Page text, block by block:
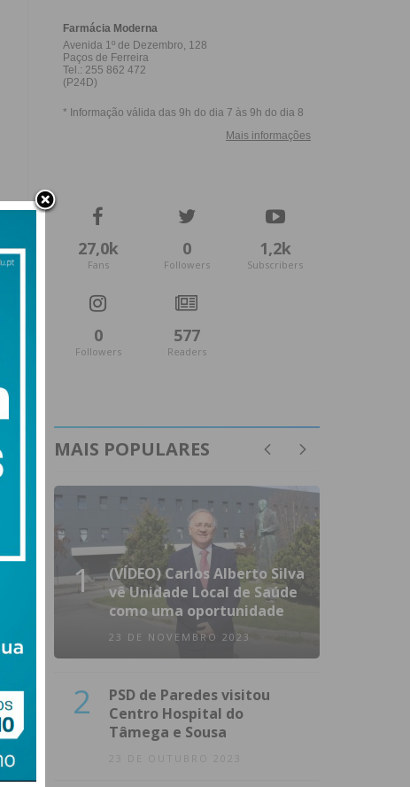
27,0k
Fans
0
Followers
1,2k
Subscribers
0
Followers
577
Readers
MAIS POPULARES
1
(VÍDEO) Carlos Alberto Silva
vê Unidade Local de Saúde
como uma oportunidade
23 DE NOVEMBRO 2023
2
PSD de Paredes visitou
Centro Hospital do
Tâmega e Sousa
23 DE OUTUBRO 2023